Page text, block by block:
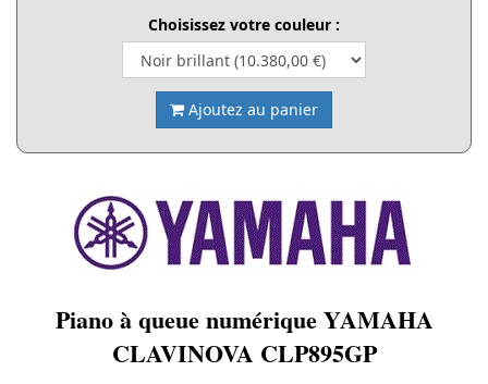
Choisissez votre couleur :
Ajoutez au panier
Piano à queue numérique YAMAHA
CLAVINOVA CLP895GP